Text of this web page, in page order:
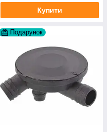
Купити
Подарунок